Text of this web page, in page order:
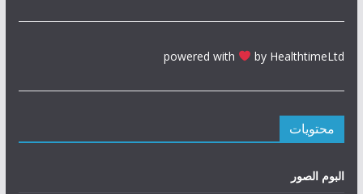
powered with by HealthtimeLtd
محتويات
البوم الصور